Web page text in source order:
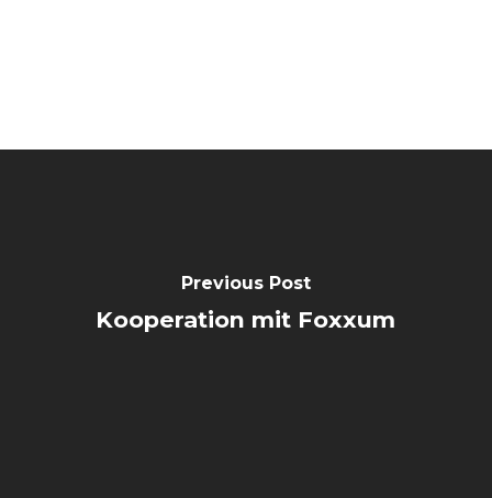
Previous Post
Kooperation mit Foxxum